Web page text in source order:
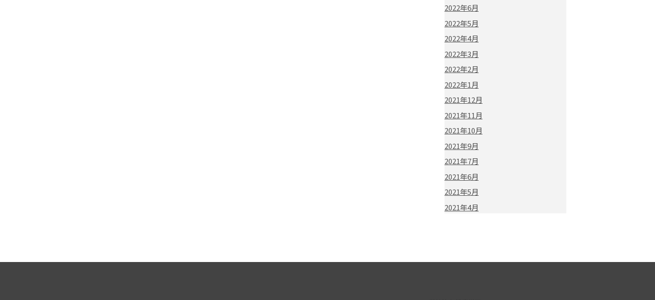
2022年6月
2022年5月
2022年4月
2022年3月
2022年2月
2022年1月
2021年12月
2021年11月
2021年10月
2021年9月
2021年7月
2021年6月
2021年5月
2021年4月